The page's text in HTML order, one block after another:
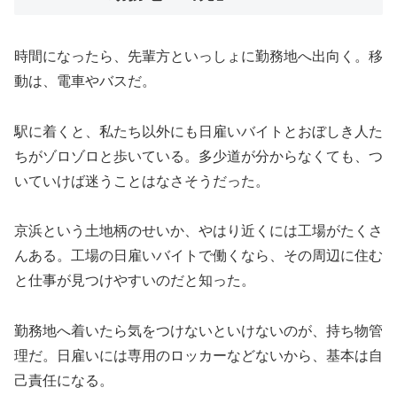
時間になったら、先輩方といっしょに勤務地へ出向く。移
動は、電車やバスだ。
駅に着くと、私たち以外にも日雇いバイトとおぼしき人た
ちがゾロゾロと歩いている。多少道が分からなくても、つ
いていけば迷うことはなさそうだった。
京浜という土地柄のせいか、やはり近くには工場がたくさ
んある。工場の日雇いバイトで働くなら、その周辺に住む
と仕事が見つけやすいのだと知った。
勤務地へ着いたら気をつけないといけないのが、持ち物管
理だ。日雇いには専用のロッカーなどないから、基本は自
己責任になる。